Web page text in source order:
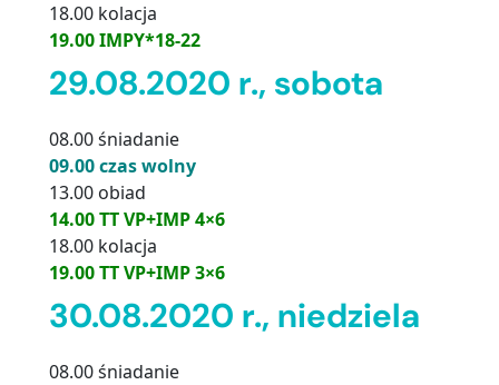
18.00 kolacja
19.00 IMPY*18-22
29.08.2020 r., sobota
08.00 śniadanie
09.00 czas wolny
13.00 obiad
14.00 TT VP+IMP 4×6
18.00 kolacja
19.00 TT VP+IMP 3×6
30.08.2020 r., niedziela
08.00 śniadanie